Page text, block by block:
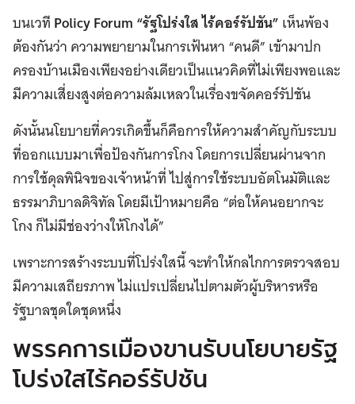
บนเวทีPolicy Forum “รัฐโปร่งใส ไร้คอร์รัปชัน”เห็นพ้อง
ต้องกันว่า ความพยายามในการเฟ้นหา “คนดี” เข้ามาปก
ครองบ้านเมืองเพียงอย่างเดียวเป็นแนวคิดที่ไม่เพียงพอและ
มีความเสี่ยงสูงต่อความล้มเหลวในเรื่องขจัดคอร์รัปชัน
ดังนั้นนโยบายที่ควรเกิดขึ้นก็คือการให้ความสำคัญกับระบบ
ที่ออกแบบมาเพื่อป้องกันการโกง โดยการเปลี่ยนผ่านจาก
การใช้ดุลพินิจของเจ้าหน้าที่ ไปสู่การใช้ระบบอัตโนมัติและ
ธรรมาภิบาลดิจิทัล โดยมีเป้าหมายคือ “ต่อให้คนอยากจะ
โกง ก็ไม่มีช่องว่างให้โกงได้”
เพราะการสร้างระบบที่โปร่งใสนี้ จะทำให้กลไกการตรวจสอบ
มีความเสถียรภาพ ไม่แปรเปลี่ยนไปตามตัวผู้บริหารหรือ
รัฐบาลชุดใดชุดหนึ่ง
พรรคการเมืองขานรับนโยบายรัฐ
โปร่งใสไร้คอร์รัปชัน